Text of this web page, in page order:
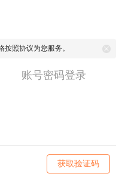
按照协议为您服务。
账号密码登录
获取验证码